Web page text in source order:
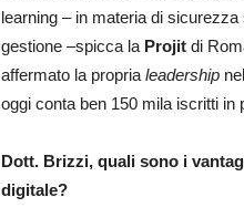
learning – in materia di sicurezza
gestione –spicca la Projit di
affermato la propria leadership
oggi conta ben 150 mila iscritti in
Dott. Brizzi, quali sono i
digitale?